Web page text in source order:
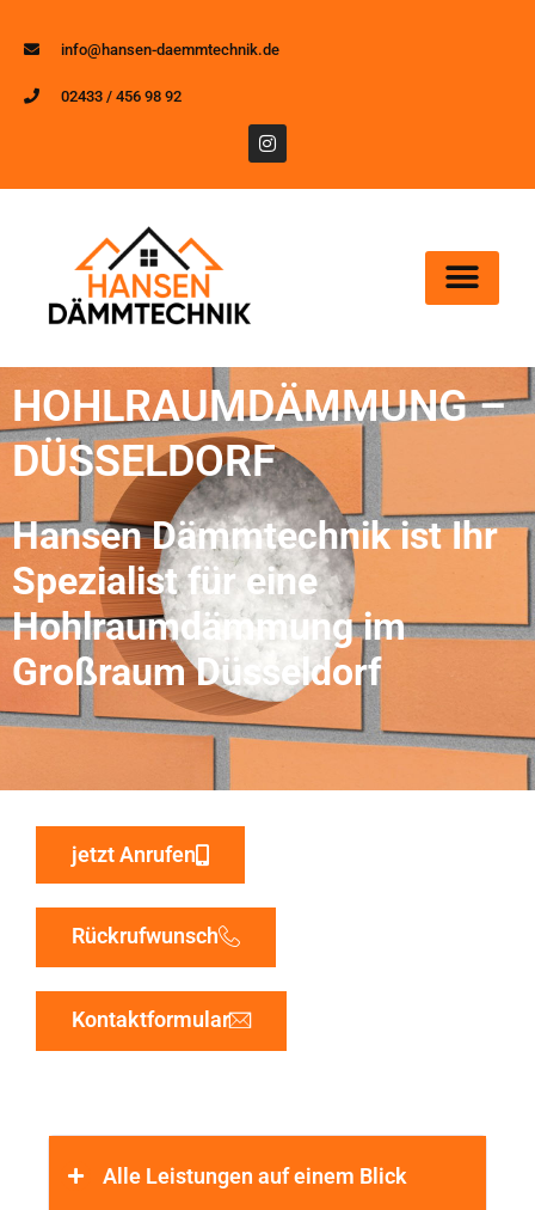
info@hansen-daemmtechnik.de
02433 / 456 98 92
HOHLRAUMDÄMMUNG –
DÜSSELDORF
Hansen Dämmtechnik ist Ihr
Spezialist für eine
Hohlraumdämmung im
Großraum Düsseldorf
jetzt Anrufen
Rückrufwunsch
Kontaktformular
Alle Leistungen auf einem Blick